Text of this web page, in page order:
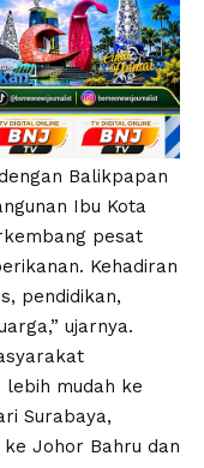
Balikpapan
Ibu Kota
pesat
Kehadiran
pendidikan,
ujarnya.
lebih mudah ke
Surabaya,
Johor Bahru dan